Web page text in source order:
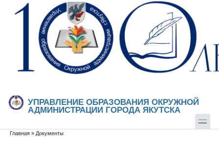
Перейти к основному содержанию
Skip to search
УПРАВЛЕНИЕ ОБРАЗОВАНИЯ ОКРУЖНОЙ
АДМИНИСТРАЦИИ ГОРОДА ЯКУТСКА
Вы здесь
Главная » Документы